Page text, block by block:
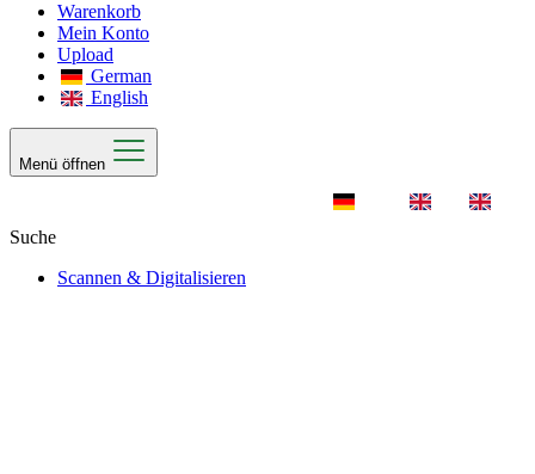
Warenkorb
Mein Konto
Upload
German
English
Menü öffnen
Scannen & Digitalisieren